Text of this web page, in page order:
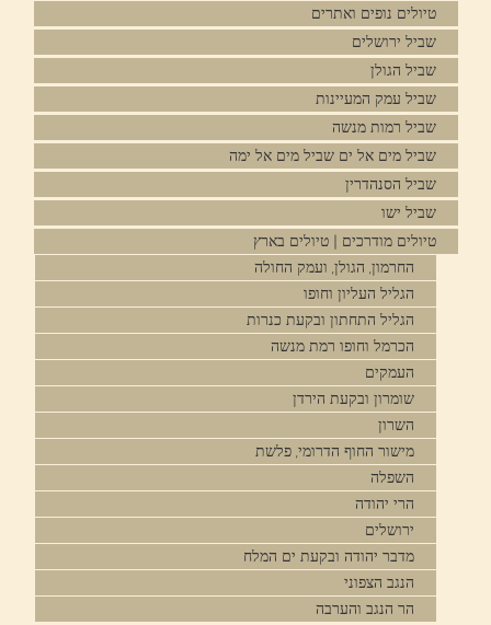
טיולים נופים ואתרים
שביל ירושלים
שביל הגולן
שביל עמק המעיינות
שביל רמות מנשה
שביל מים אל ים שביל מים אל ימה
שביל הסנהדרין
שביל ישו
טיולים מודרכים | טיולים בארץ
החרמון, הגולן, ועמק החולה
הגליל העליון וחופו
הגליל התחתון ובקעת כנרות
הכרמל וחופו רמת מנשה
העמקים
שומרון ובקעת הירדן
השרון
מישור החוף הדרומי, פלשת
השפלה
הרי יהודה
ירושלים
מדבר יהודה ובקעת ים המלח
הנגב הצפוני
הר הנגב והערבה